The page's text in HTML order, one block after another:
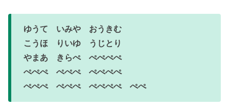
ゆうて いみや おうきむ
こうほ りいゆ うじとり
やまあ きらぺ ぺぺぺぺ
ぺぺぺ ぺぺぺ ぺぺぺぺ
ぺぺぺ ぺぺぺ ぺぺぺぺ ぺぺ